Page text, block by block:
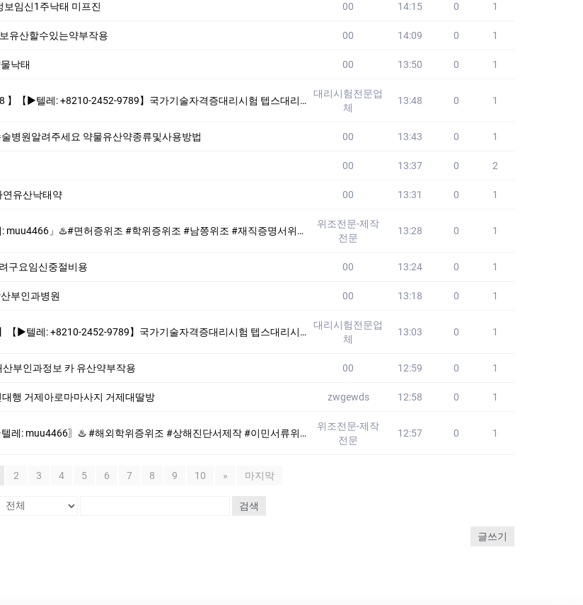
보임신1주낙­태 미­프진 00 14:15 0 1
유산할수있는약부작용 00 14:09 0 1
낙­태 00 13:50 0 1
증대리시험 텝스대리시험 토익대리시험 ✅본 업체는 1:1채팅으로만 상담해드립니다 오픈채팅$텔레채널/그룹 상담한적 없습니다!! 24시
대리시험전문업
체
13:48 0 1
병원알려주세요 약물유산약종류및사용방법 00 13:43 0 1
00 13:37 0 2
연유산낙­태약 00 13:31 0 1
위조 #재직증명서위조 #소견소위조 #품질보증서위조 #민증위조♨️ ♨️제작업체-위조업체-대리시험♨️ #면허증위조 #학위증위조 #남쯩위
위조전문-제작
전문
13:28 0 1
구요임신중절비용 00 13:24 0 1
부인과병원 00 13:18 0 1
대리시험 텝스대리시험 토익대리시험 ✅본 업체는 1:1채팅으로만 상담해드립니다 오픈채팅$텔레채널/그룹 상담한적 없습니다!! 24시간
대리시험전문업
체
13:03 0 1
부인과정보 카 유산약부작용 00 12:59 0 1
행 거제아로마마사지 거제대딸방 zwgewds 12:58 0 1
서제작 #이민서류위조 #추천서제작♨️ ♨️제작업체-위조업체-대리시험♨️ #해외학위증위조 #상해진단서제작 #이민서류위조 #추천서제작
위조전문-제작
전문
12:57 0 1
2 3 4 5 6 7 8 9 10 » 마지막
검색
글쓰기